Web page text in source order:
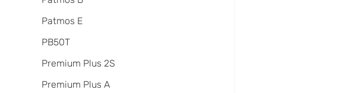
Patmos E
PB50T
Premium Plus 2S
Premium Plus A